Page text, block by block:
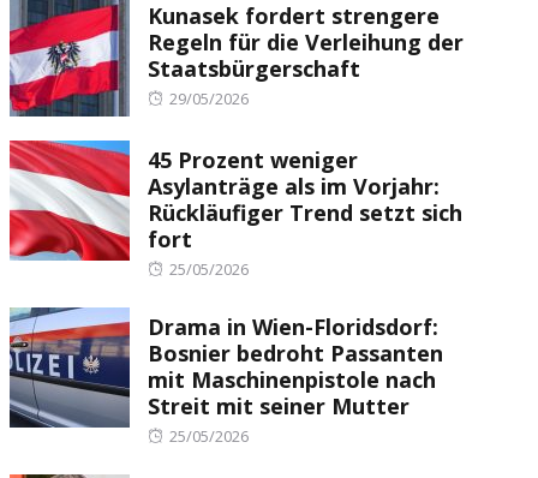
Kunasek fordert strengere
Regeln für die Verleihung der
Staatsbürgerschaft
Posted
29/05/2026
45 Prozent weniger
Asylanträge als im Vorjahr:
Rückläufiger Trend setzt sich
fort
Posted
25/05/2026
Drama in Wien-Floridsdorf:
Bosnier bedroht Passanten
mit Maschinenpistole nach
Streit mit seiner Mutter
Posted
25/05/2026